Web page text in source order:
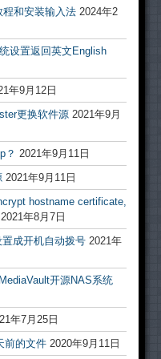
程和安装输入法 2024年2
设置返回英文English
年9月12日
更换软件源 2021年9月
？ 2021年9月11日
2021年9月11日
hostname certificate,
2021年8月7日
成开机自动拨号 2021年
开源NAS系统
年7月25日
前的文件 2020年9月11日